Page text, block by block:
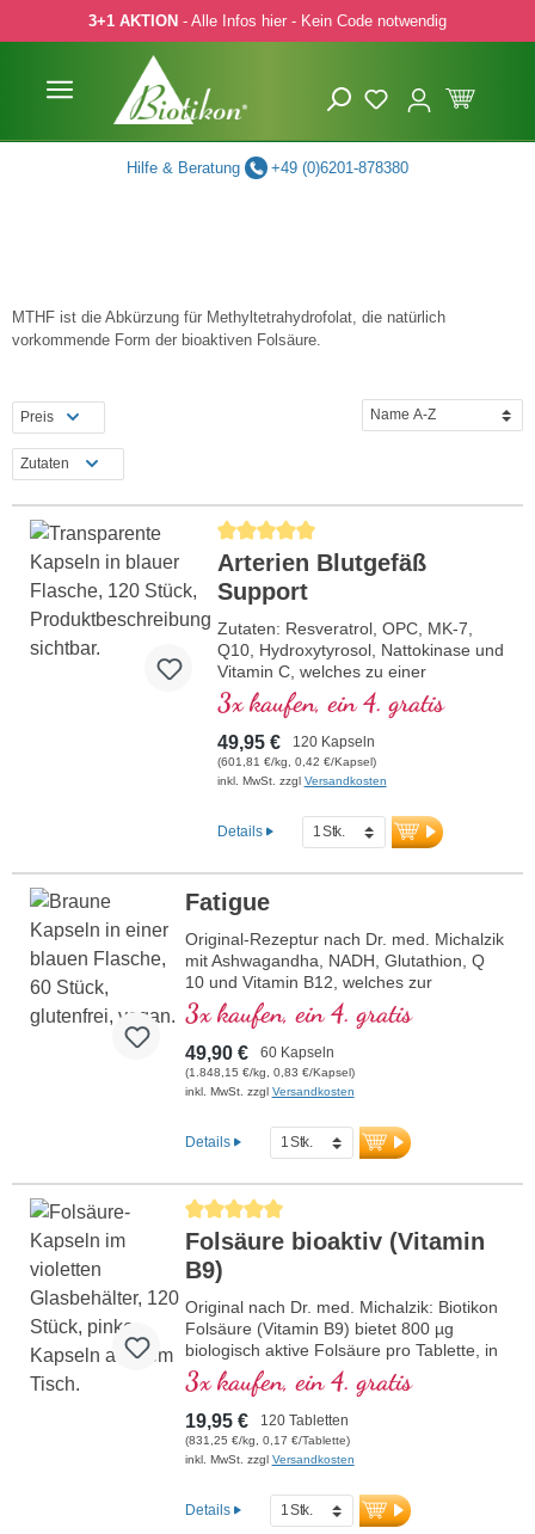
Hauptinhalt springen
Zur Suche springen
Zur Hauptnavigation springen
3+1 AKTION - Alle Infos hier - Kein Code notwendig
Hilfe & Beratung +49 (0)6201-878380
MTHF ist die Abkürzung für Methyltetrahydrofolat, die natürlich
vorkommende Form der bioaktiven Folsäure.
Preis
Zutaten
Durchschnittliche Bewertung von 5 von 5
Arterien Blutgefäß
Support
Zutaten: Resveratrol, OPC, MK-7,
Q10, Hydroxytyrosol, Nattokinase und
Vitamin C, welches zu einer
normalen Kollagenbildung für eine
normale Funktion der Blutgefäße
beiträgt. Die B-Vitamine liegen in
bioaktiver Form vor.
3x kaufen, ein 4. gratis
49,95 € 120 Kapseln
(601,81 €/kg, 0,42 €/Kapsel)
inkl. MwSt. zzgl Versandkosten
Details
Fatigue
Original-Rezeptur nach Dr. med. Michalzik
mit Ashwagandha, NADH, Glutathion, Q
10 und Vitamin B12, welches zur
Verringerung von Müdigkeit und
Ermüdung beiträgt. 20 Jahre
Produktionserfahrung in Deutschland und
40-jährige Vitalstofferfahrung. Vegane
Kapselhüllen frei von Carrageen und PEG
Sicherheit. Verwendung von hochwertigen
Premiumextrakten.
3x kaufen, ein 4. gratis
49,90 € 60 Kapseln
(1.848,15 €/kg, 0,83 €/Kapsel)
inkl. MwSt. zzgl Versandkosten
Details
Durchschnittliche Bewertung von 5 von 5 Sternen
Folsäure bioaktiv (Vitamin
B9)
Original nach Dr. med. Michalzik: Biotikon
Folsäure (Vitamin B9) bietet 800 µg
biologisch aktive Folsäure pro Tablette, in
Form von Methyltetrahydrofolat (5-
MTHF), das besonders gut vom Körper
aufgenommen wird. Folsäure trägt zu
einer normalen Blutbildung und Funktion
des Immunsystems bei. Frei von jeglichen
aluminiumfreien Versiegelung verpackt.
Hergestellt in Deutschland unter höchsten
3x kaufen, ein 4. gratis
19,95 € 120 Tabletten
(831,25 €/kg, 0,17 €/Tablette)
inkl. MwSt. zzgl Versandkosten
Details